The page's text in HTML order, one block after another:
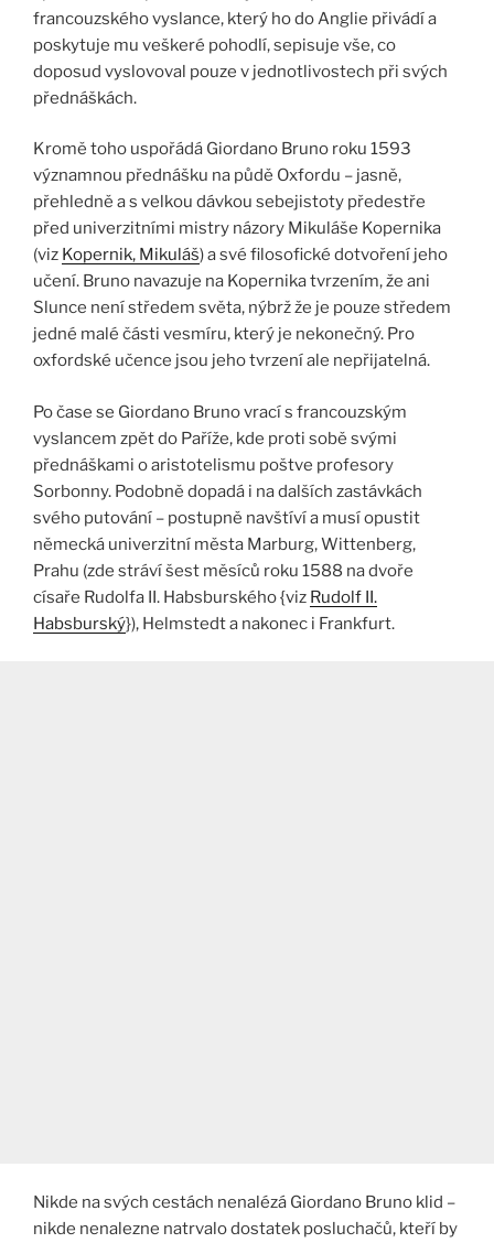
francouzského vyslance, který ho do Anglie přivádí a
poskytuje mu veškeré pohodlí, sepisuje vše, co
doposud vyslovoval pouze v jednotlivostech při svých
přednáškách.
Kromě toho uspořádá Giordano Bruno roku 1593
významnou přednášku na půdě Oxfordu – jasně,
přehledně a s velkou dávkou sebejistoty předestře
před univerzitními mistry názory Mikuláše Kopernika
(viz Kopernik, Mikuláš) a své filosofické dotvoření jeho
učení. Bruno navazuje na Kopernika tvrzením, že ani
Slunce není středem světa, nýbrž že je pouze středem
jedné malé části vesmíru, který je nekonečný. Pro
oxfordské učence jsou jeho tvrzení ale nepřijatelná.
Po čase se Giordano Bruno vrací s francouzským
vyslancem zpět do Paříže, kde proti sobě svými
přednáškami o aristotelismu poštve profesory
Sorbonny. Podobně dopadá i na dalších zastávkách
svého putování – postupně navštíví a musí opustit
německá univerzitní města Marburg, Wittenberg,
Prahu (zde stráví šest měsíců roku 1588 na dvoře
císaře Rudolfa II. Habsburského {viz Rudolf II.
Habsburský}), Helmstedt a nakonec i Frankfurt.
Nikde na svých cestách nenalézá Giordano Bruno klid –
nikde nenalezne natrvalo dostatek posluchačů, kteří by